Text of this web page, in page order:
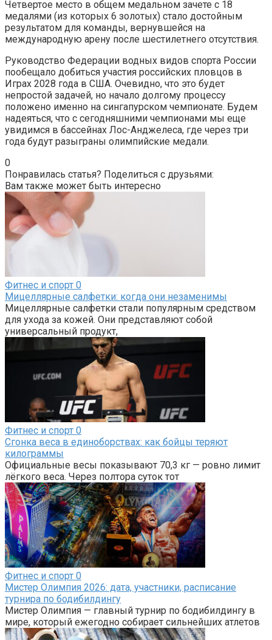
Четвертое место в общем медальном зачете с 18
медалями (из которых 6 золотых) стало достойным
результатом для команды, вернувшейся на
международную арену после шестилетнего отсутствия.
Руководство Федерации водных видов спорта России
пообещало добиться участия российских пловцов в
Играх 2028 года в США. Очевидно, что это будет
непростой задачей, но начало долгому процессу
положено именно на сингапурском чемпионате. Будем
надеяться, что с сегодняшними чемпионами мы еще
увидимся в бассейнах Лос-Анджелеса, где через три
года будут разыграны олимпийские медали.
0
Понравилась статья? Поделиться с друзьями:
Вам также может быть интересно
Фитнес и спорт 0
Мицеллярные салфетки: когда они незаменимы
Мицеллярные салфетки стали популярным средством
для ухода за кожей. Они представляют собой
универсальный продукт,
Фитнес и спорт 0
Сгонка веса в единоборствах: как бойцы теряют
килограммы
Официальные весы показывают 70,3 кг — ровно лимит
лёгкого веса. Через полтора суток тот
Фитнес и спорт 0
Мистер Олимпия 2026: дата, участники, расписание
турнира по бодибилдингу
Мистер Олимпия — главный турнир по бодибилдингу в
мире, который ежегодно собирает сильнейших атлетов